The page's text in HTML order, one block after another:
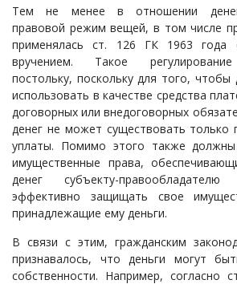
Тем не менее в отношении денег
правовой режим вещей, в том числе
применялась ст. 126 ГК 1963 года
вручением. Такое регулирование
постольку, поскольку для того,
использовать в качестве средства
договорных или внедоговорных
денег не может существовать только
уплаты. Помимо этого также
имущественные права,
денег субъекту-
эффективно защищать свое
принадлежащие ему деньги.
В связи с этим, гражданским
признавалось, что деньги могут
собственности. Например, согласно